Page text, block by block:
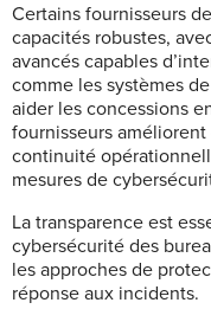
Certains fournisseurs
capacités robustes,
avancés capables
comme les systèmes
aider les concessions
fournisseurs
continuité
mesures de
La transparence est
cybersécurité des
les approches de
réponse aux incidents.